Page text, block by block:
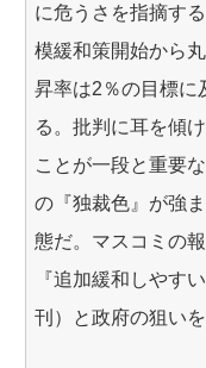
に危うさを指摘す
模緩和策開始から
昇率は2％の目標に
る。批判に耳を傾
ことが一段と重要
の『独裁色』が強
態だ。マスコミの
『追加緩和しやす
刊）と政府の狙いを